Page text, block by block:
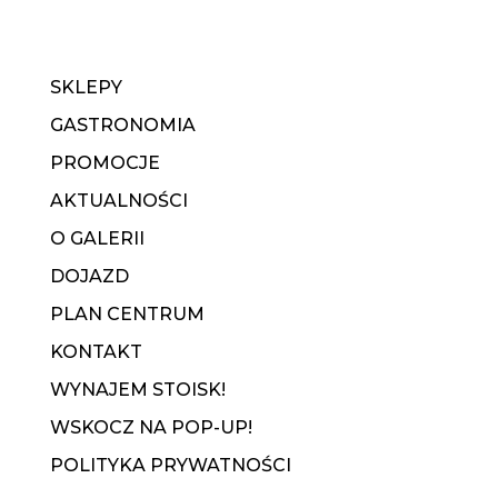
SKLEPY
GASTRONOMIA
PROMOCJE
AKTUALNOŚCI
O GALERII
DOJAZD
PLAN CENTRUM
KONTAKT
WYNAJEM STOISK!
WSKOCZ NA POP-UP!
POLITYKA PRYWATNOŚCI